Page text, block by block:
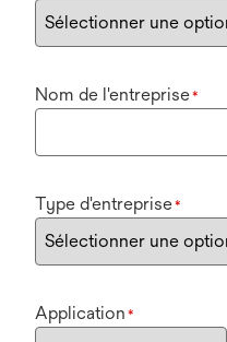
Nom de l'entreprise*
Type d'entreprise*
Application *